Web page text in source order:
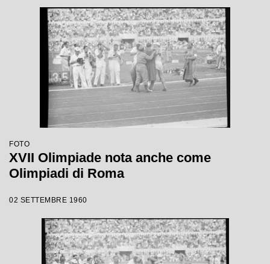
FOTO
XVII Olimpiade nota anche come
Olimpiadi di Roma
02 SETTEMBRE 1960